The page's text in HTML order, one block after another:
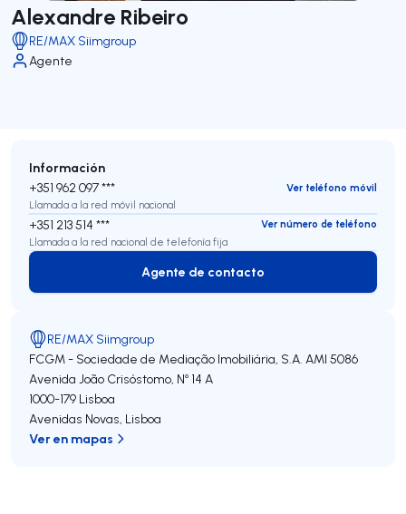
Alexandre Ribeiro
RE/MAX Siimgroup
Agente
Información
+351 962 097 ***
Ver teléfono móvil
Llamada a la red móvil nacional
+351 213 514 ***
Ver número de teléfono
Llamada a la red nacional de telefonía fija
Agente de contacto
Agente de contacto
RE/MAX Siimgroup
FCGM - Sociedade de Mediação Imobiliária, S.A. AMI 5086
Avenida João Crisóstomo, Nº 14 A
1000-179 Lisboa
Avenidas Novas, Lisboa
Ver en mapas